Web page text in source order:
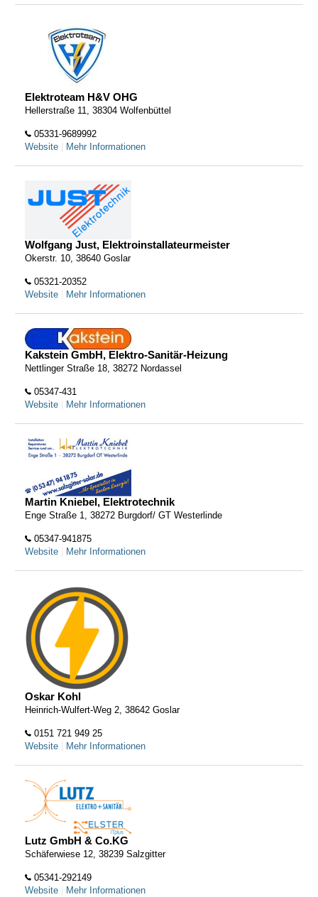
Elektroteam H&V OHG
Hellerstraße 11, 38304 Wolfenbüttel
05331-9689992
Website
Mehr Informationen
Wolfgang Just, Elektroinstallateurmeister
Okerstr. 10, 38640 Goslar
05321-20352
Website
Mehr Informationen
Kakstein GmbH, Elektro-Sanitär-Heizung
Nettlinger Straße 18, 38272 Nordassel
05347-431
Website
Mehr Informationen
Martin Kniebel, Elektrotechnik
Enge Straße 1, 38272 Burgdorf/ GT Westerlinde
05347-941875
Website
Mehr Informationen
Oskar Kohl
Heinrich-Wulfert-Weg 2, 38642 Goslar
0151 721 949 25
Website
Mehr Informationen
Lutz GmbH & Co.KG
Schäferwiese 12, 38239 Salzgitter
05341-292149
Website
Mehr Informationen